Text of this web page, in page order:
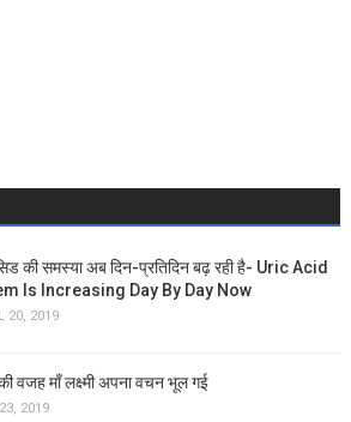
की समस्या अब दिन-प्रतिदिन बढ़ रही है- Uric Acid
Is Increasing Day By Day Now
20, 2019
वजह माँ लक्ष्मी अपना वचन भूल गई
2019